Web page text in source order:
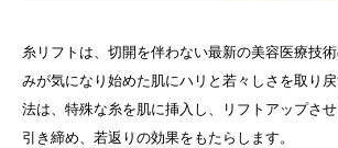
糸リフトは、切開を伴わない最新の美容医療技
みが気になり始めた肌にハリと若々しさを取り
法は、特殊な糸を肌に挿入し、リフトアップさ
引き締め、若返りの効果をもたらします。